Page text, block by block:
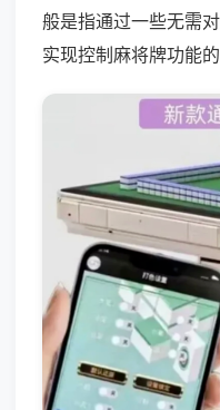
般是指通过一些无需
实现控制麻将牌功能的